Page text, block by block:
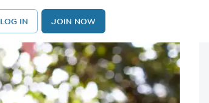
LOG IN JOIN NOW